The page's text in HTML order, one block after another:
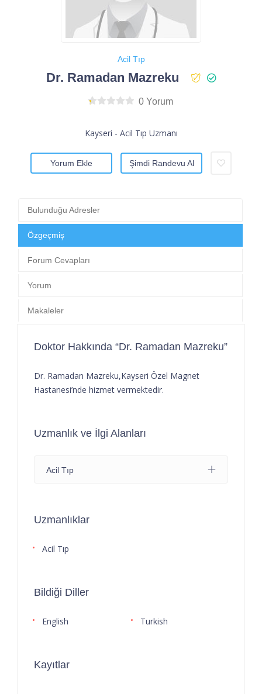
Acil Tıp
Dr. Ramadan Mazreku
0 Yorum
Kayseri - Acil Tıp Uzmanı
Yorum Ekle Şimdi Randevu Al
Bulunduğu Adresler
Özgeçmiş
Forum Cevapları
Yorum
Makaleler
Doktor Hakkında “Dr. Ramadan Mazreku”
Dr. Ramadan Mazreku,Kayseri Özel Magnet
Hastanesi’nde hizmet vermektedir.
Uzmanlık ve İlgi Alanları
Acil Tıp
Uzmanlıklar
Acil Tıp
Bildiği Diller
English Turkish
Kayıtlar